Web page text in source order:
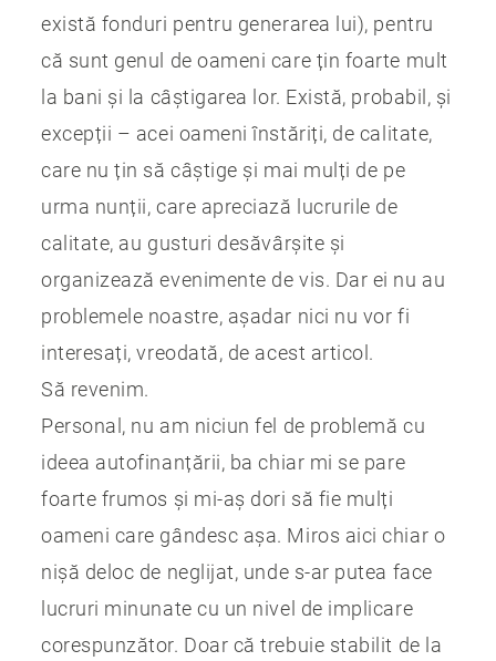
există fonduri pentru generarea lui), pentru
că sunt genul de oameni care țin foarte mult
la bani și la câștigarea lor. Există, probabil, și
excepții – acei oameni înstăriți, de calitate,
care nu țin să câștige și mai mulți de pe
urma nunții, care apreciază lucrurile de
calitate, au gusturi desăvârșite și
organizează evenimente de vis. Dar ei nu au
problemele noastre, așadar nici nu vor fi
interesați, vreodată, de acest articol.
Să revenim.
Personal, nu am niciun fel de problemă cu
ideea autofinanțării, ba chiar mi se pare
foarte frumos și mi-aș dori să fie mulți
oameni care gândesc așa. Miros aici chiar o
nișă deloc de neglijat, unde s-ar putea face
lucruri minunate cu un nivel de implicare
corespunzător. Doar că trebuie stabilit de la